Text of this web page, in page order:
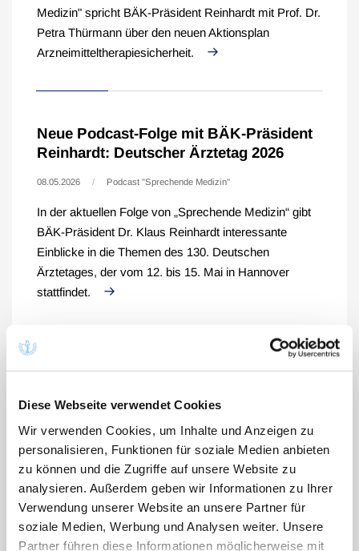
Diese Webseite verwendet Cookies
Wir verwenden Cookies, um Inhalte und Anzeigen zu
personalisieren, Funktionen für soziale Medien anbieten
zu können und die Zugriffe auf unsere Website zu
analysieren. Außerdem geben wir Informationen zu Ihrer
Verwendung unserer Website an unsere Partner für
soziale Medien, Werbung und Analysen weiter. Unsere
Partner führen diese Informationen möglicherweise mit
Medizin" spricht BÄK-Präsident Reinhardt mit Prof. Dr.
Petra Thürmann über den neuen Aktionsplan
Arzneimitteltherapiesicherheit.
Neue Podcast-Folge mit BÄK-Präsident
Reinhardt: Deutscher Ärztetag 2026
08.05.2026 Podcast "Sprechende Medizin"
In der aktuellen Folge von „Sprechende Medizin“ gibt
BÄK-Präsident Dr. Klaus Reinhardt interessante
Einblicke in die Themen des 130. Deutschen
Ärztetages, der vom 12. bis 15. Mai in Hannover
stattfindet.
Neue Podcast-Folge mit BÄK-Präsident
Vom 19. Bis 25. April findet in diesem Jahr die
Europäische Impfwoche statt - unter dem Motto
„Impfungen wirken in jeder Generation“.